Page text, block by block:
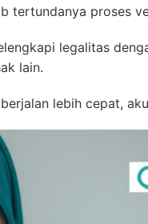
tertundanya proses
legalitas
lain.
lebih cepat,